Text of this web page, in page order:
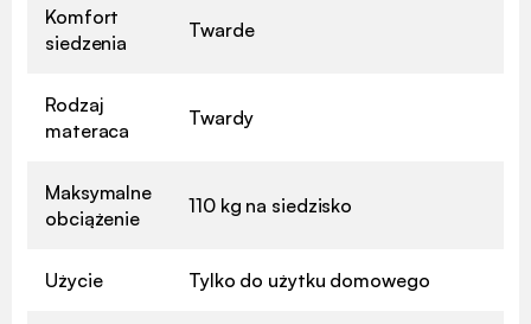
Komfort
siedzenia
Twarde
Rodzaj
materaca
Twardy
Maksymalne
obciążenie
110 kg na siedzisko
Użycie Tylko do użytku domowego